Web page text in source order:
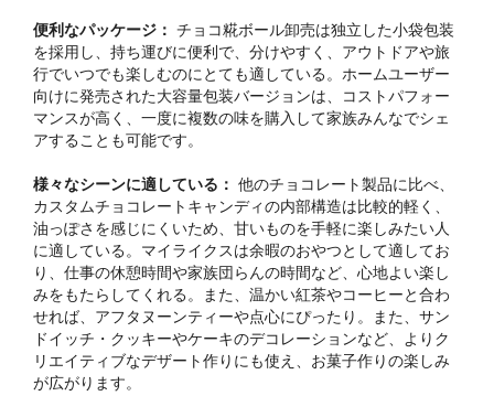
便利なパッケージ： チョコ糀ボール卸売は独立した小袋包装
を採用し、持ち運びに便利で、分けやすく、アウトドアや旅
行でいつでも楽しむのにとても適している。ホームユーザー
向けに発売された大容量包装バージョンは、コストパフォー
マンスが高く、一度に複数の味を購入して家族みんなでシェ
アすることも可能です。
様々なシーンに適している： 他のチョコレート製品に比べ、
カスタムチョコレートキャンディの内部構造は比較的軽く、
油っぽさを感じにくいため、甘いものを手軽に楽しみたい人
に適している。マイライクスは余暇のおやつとして適してお
り、仕事の休憩時間や家族団らんの時間など、心地よい楽し
みをもたらしてくれる。また、温かい紅茶やコーヒーと合わ
せれば、アフタヌーンティーや点心にぴったり。また、サン
ドイッチ・クッキーやケーキのデコレーションなど、よりク
リエイティブなデザート作りにも使え、お菓子作りの楽しみ
が広がります。